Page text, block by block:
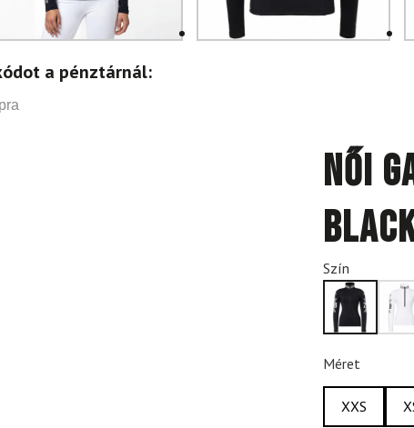
a pénztárnál:
Női
Szín
Méret
XXS